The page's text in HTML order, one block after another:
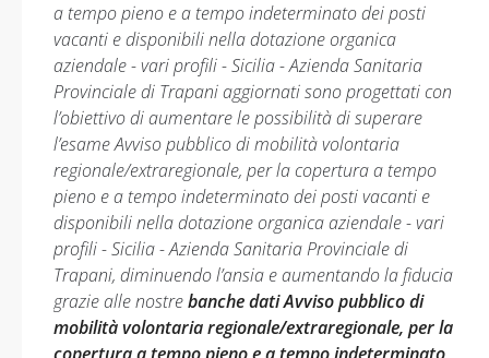
a tempo pieno e a tempo indeterminato dei posti
vacanti e disponibili nella dotazione organica
aziendale - vari profili - Sicilia - Azienda Sanitaria
Provinciale di Trapani aggiornati sono progettati con
l’obiettivo di aumentare le possibilità di superare
l’esame Avviso pubblico di mobilità volontaria
regionale/extraregionale, per la copertura a tempo
pieno e a tempo indeterminato dei posti vacanti e
disponibili nella dotazione organica aziendale - vari
profili - Sicilia - Azienda Sanitaria Provinciale di
Trapani, diminuendo l’ansia e aumentando la fiducia
grazie alle nostrebanche dati Avviso pubblico di
mobilità volontaria regionale/extraregionale, per la